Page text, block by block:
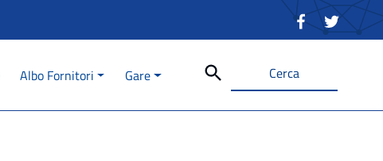
Albo Fornitori Gare Cerca